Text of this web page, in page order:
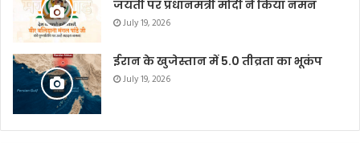
जयंती पर प्रधानमंत्री मोदी ने किया नमन
July 19, 2026
ईरान के खुजेस्तान में 5.0 तीव्रता का भूकंप
July 19, 2026